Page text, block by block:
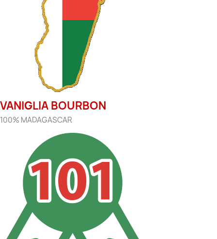
VANIGLIA BOURBON
100% MADAGASCAR